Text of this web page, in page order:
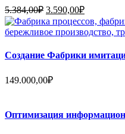
5.384,00₽ Первоначальная
цена
составляла
3.590,00₽Текущая
цена:
3.590,00₽.
Создание Фабрики
149.000,00₽
Оптимизация